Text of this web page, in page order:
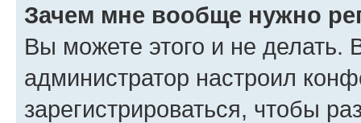
Зачем мне вообще нужно
Вы можете этого и не делать.
администратор настроил
зарегистрироваться, чтобы